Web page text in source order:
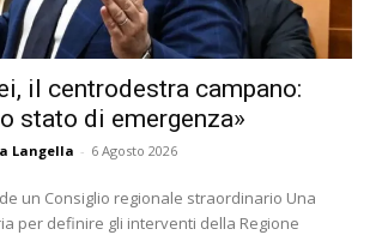
il centrodestra campano:
stato di emergenza»
Langella - 6 Agosto 2026
un Consiglio regionale straordinario Una
per definire gli interventi della Regione